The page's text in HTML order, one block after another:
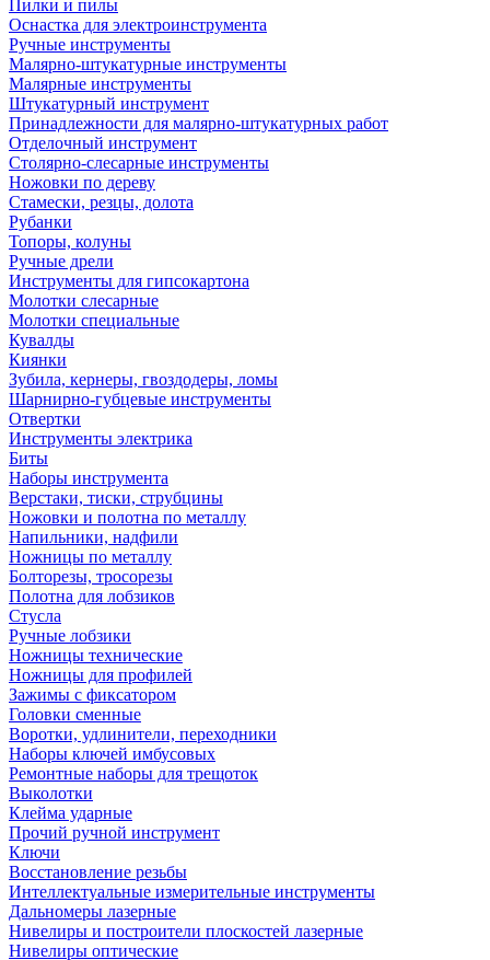
Пилки и пилы
Оснастка для электроинструмента
Ручные инструменты
Малярно-штукатурные инструменты
Малярные инструменты
Штукатурный инструмент
Принадлежности для малярно-штукатурных работ
Отделочный инструмент
Столярно-слесарные инструменты
Ножовки по дереву
Стамески, резцы, долота
Рубанки
Топоры, колуны
Ручные дрели
Инструменты для гипсокартона
Молотки слесарные
Молотки специальные
Кувалды
Киянки
Зубила, кернеры, гвоздодеры, ломы
Шарнирно-губцевые инструменты
Отвертки
Инструменты электрика
Биты
Наборы инструмента
Верстаки, тиски, струбцины
Ножовки и полотна по металлу
Напильники, надфили
Ножницы по металлу
Болторезы, тросорезы
Полотна для лобзиков
Стусла
Ручные лобзики
Ножницы технические
Ножницы для профилей
Зажимы с фиксатором
Головки сменные
Воротки, удлинители, переходники
Наборы ключей имбусовых
Ремонтные наборы для трещоток
Выколотки
Клейма ударные
Прочий ручной инструмент
Ключи
Восстановление резьбы
Интеллектуальные измерительные инструменты
Дальномеры лазерные
Нивелиры и построители плоскостей лазерные
Нивелиры оптические